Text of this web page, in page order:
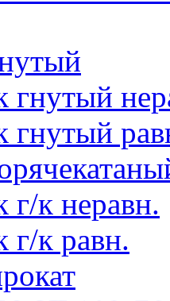
гнутый
гнутый
г/к неравн.
г/к равн.